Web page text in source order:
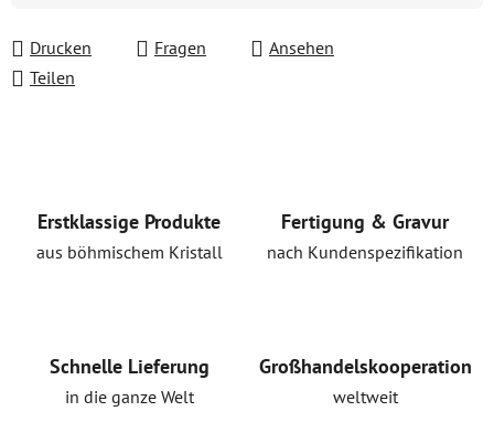
Drucken Fragen
Ansehen
Teilen
Erstklassige Produkte
aus böhmischem Kristall
Fertigung & Gravur
nach Kundenspezifikation
Schnelle Lieferung
in die ganze Welt
Großhandelskooperation
weltweit